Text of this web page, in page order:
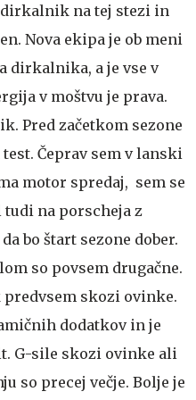
na tej stezi in
Nova ekipa je ob meni
dirkalnika, a je vse v
v moštvu je prava.
Pred začetkom sezone
Čeprav sem v lanski
motor spredaj, sem se
na porscheja z
bo štart sezone dober.
so povsem drugačne.
predvsem skozi ovinke.
dodatkov in je
G-sile skozi ovinke ali
so precej večje. Bolje je